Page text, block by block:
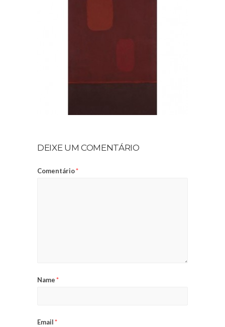
DEIXE UM COMENTÁRIO
Comentário*
Name*
Email*